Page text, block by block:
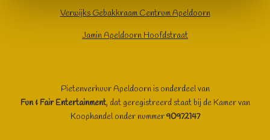
Verwijks Gebakkraam Centrum Apeldoorn
Jamin Apeldoorn Hoofdstraat
Pietenverhuur Apeldoorn is onderdeel van
Fun & Fair Entertainment, dat geregistreerd staat bij de Kamer van
Koophandel onder nummer90972147